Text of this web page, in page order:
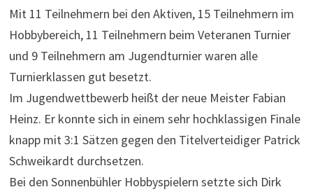
Mit 11 Teilnehmern bei den Aktiven, 15 Teilnehmern im
Hobbybereich, 11 Teilnehmern beim Veteranen Turnier
und 9 Teilnehmern am Jugendturnier waren alle
Turnierklassen gut besetzt.
Im Jugendwettbewerb heißt der neue Meister Fabian
Heinz. Er konnte sich in einem sehr hochklassigen Finale
knapp mit 3:1 Sätzen gegen den Titelverteidiger Patrick
Schweikardt durchsetzen.
Bei den Sonnenbühler Hobbyspielern setzte sich Dirk